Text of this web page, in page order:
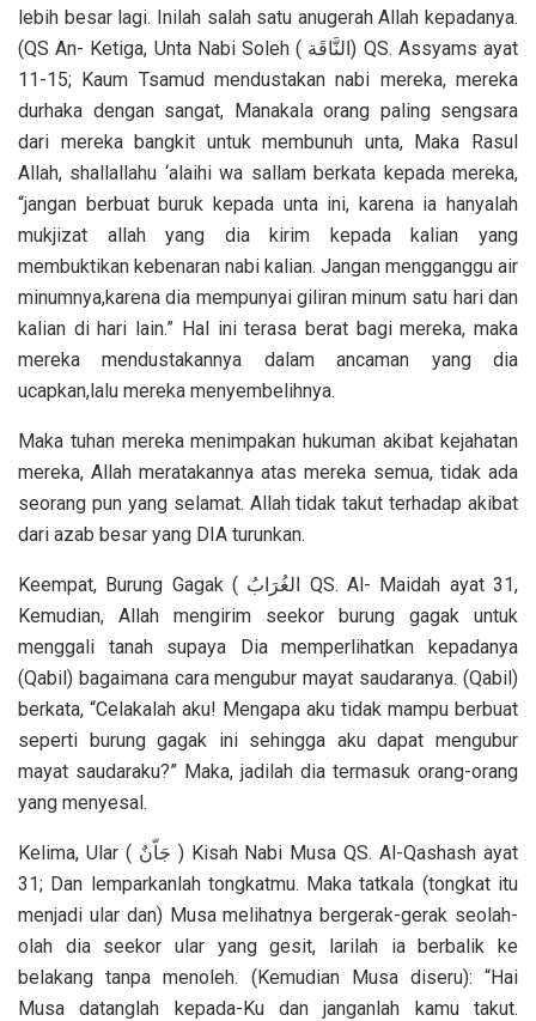
lebih besar lagi. Inilah salah satu anugerah Allah kepadanya.
(QS An- Ketiga, Unta Nabi Soleh ( النَّاقَة) QS. Assyams ayat
11-15; Kaum Tsamud mendustakan nabi mereka, mereka
durhaka dengan sangat, Manakala orang paling sengsara
dari mereka bangkit untuk membunuh unta, Maka Rasul
Allah, shallallahu ‘alaihi wa sallam berkata kepada mereka,
“jangan berbuat buruk kepada unta ini, karena ia hanyalah
mukjizat allah yang dia kirim kepada kalian yang
membuktikan kebenaran nabi kalian. Jangan mengganggu air
minumnya,karena dia mempunyai giliran minum satu hari dan
kalian di hari lain.” Hal ini terasa berat bagi mereka, maka
mereka mendustakannya dalam ancaman yang dia
ucapkan,lalu mereka menyembelihnya.
Maka tuhan mereka menimpakan hukuman akibat kejahatan
mereka, Allah meratakannya atas mereka semua, tidak ada
seorang pun yang selamat. Allah tidak takut terhadap akibat
dari azab besar yang DIA turunkan.
Keempat, Burung Gagak ( الغُرَابُ QS. Al- Maidah ayat 31,
Kemudian, Allah mengirim seekor burung gagak untuk
menggali tanah supaya Dia memperlihatkan kepadanya
(Qabil) bagaimana cara mengubur mayat saudaranya. (Qabil)
berkata, “Celakalah aku! Mengapa aku tidak mampu berbuat
seperti burung gagak ini sehingga aku dapat mengubur
mayat saudaraku?” Maka, jadilah dia termasuk orang-orang
yang menyesal.
Kelima, Ular ( جَاّنٌ ) Kisah Nabi Musa QS. Al-Qashash ayat
31; Dan lemparkanlah tongkatmu. Maka tatkala (tongkat itu
menjadi ular dan) Musa melihatnya bergerak-gerak seolah-
olah dia seekor ular yang gesit, larilah ia berbalik ke
belakang tanpa menoleh. (Kemudian Musa diseru): “Hai
Musa datanglah kepada-Ku dan janganlah kamu takut.